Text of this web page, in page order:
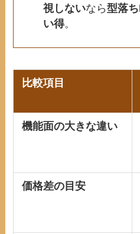
視しないなら型落
い得。
比較項目
機能面の大きな違い
価格差の目安